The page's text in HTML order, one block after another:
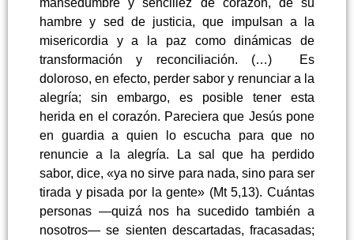
mansedumbre y sencillez de corazón, de su
hambre y sed de justicia, que impulsan a la
misericordia y a la paz como dinámicas de
transformación y reconciliación. (…) Es
doloroso, en efecto, perder sabor y renunciar a la
alegría; sin embargo, es posible tener esta
herida en el corazón. Pareciera que Jesús pone
en guardia a quien lo escucha para que no
renuncie a la alegría. La sal que ha perdido
sabor, dice, «ya no sirve para nada, sino para ser
tirada y pisada por la gente» (Mt 5,13). Cuántas
personas —quizá nos ha sucedido también a
nosotros— se sienten descartadas, fracasadas;